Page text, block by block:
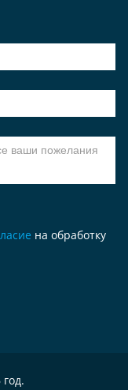
на обработку
год.